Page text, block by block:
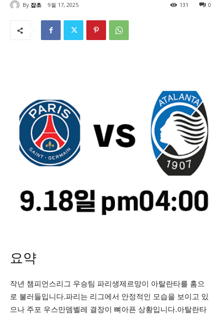
By 잡초 9월 17, 2025 0
131
요약
작년 챔피언스리그 우승팀 파리생제르망이 아탈란타를 홈으
로 불러들입니다.파리는 리그에서 안정적인 모습을 보이고 있
으나 주포 우스만뎀벨레 결장이 뼈아픈 상황입니다.아탈란타